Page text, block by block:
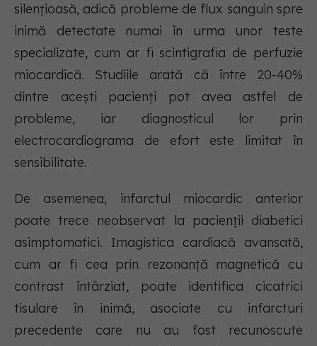
silențioasă, adică probleme de flux sanguin spre
inimă detectate numai în urma unor teste
specializate, cum ar fi scintigrafia de perfuzie
miocardică. Studiile arată că între 20-40%
dintre acești pacienți pot avea astfel de
probleme, iar diagnosticul lor prin
electrocardiograma de efort este limitat în
sensibilitate.
De asemenea, infarctul miocardic anterior
poate trece neobservat la pacienții diabetici
asimptomatici. Imagistica cardiacă avansată,
cum ar fi cea prin rezonanță magnetică cu
contrast întârziat, poate identifica cicatrici
tisulare în inimă, asociate cu infarcturi
precedente care nu au fost recunoscute